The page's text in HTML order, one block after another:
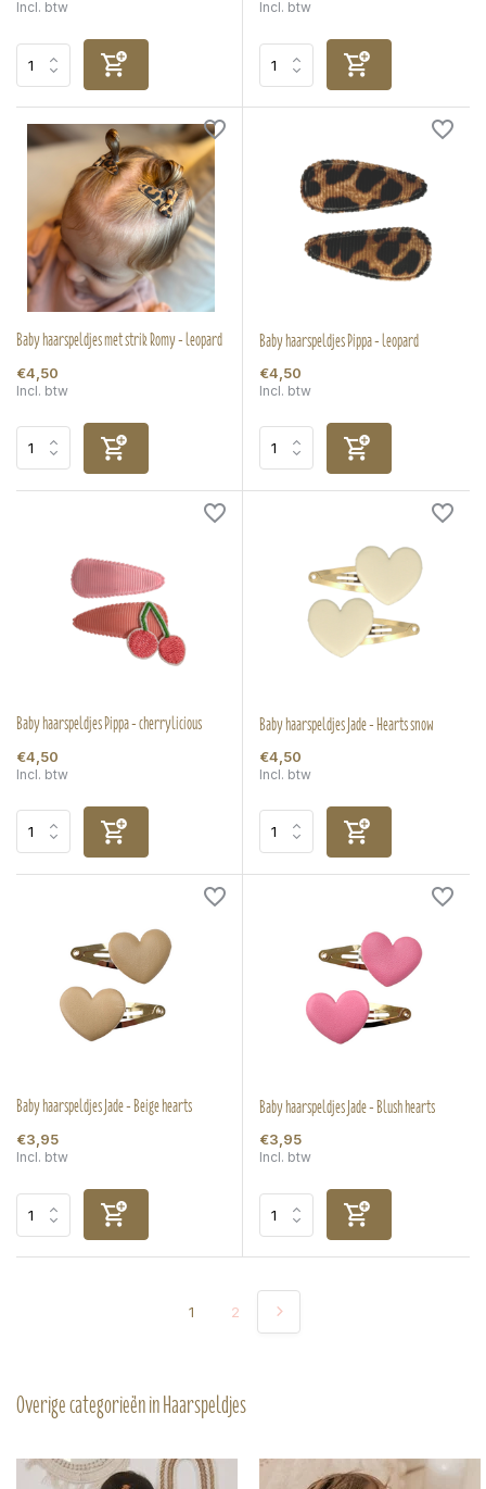
Incl. btw Incl. btw
Baby haarspeldjes met strik Romy - leopard
€4,50
Incl. btw
Baby haarspeldjes Pippa - leopard
€4,50
Incl. btw
Baby haarspeldjes Pippa - cherrylicious
€4,50
Incl. btw
Baby haarspeldjes Jade - Hearts snow
€4,50
Incl. btw
Baby haarspeldjes Jade - Beige hearts
€3,95
Incl. btw
Baby haarspeldjes Jade - Blush hearts
€3,95
Incl. btw
1 2
Overige categorieën in Haarspeldjes